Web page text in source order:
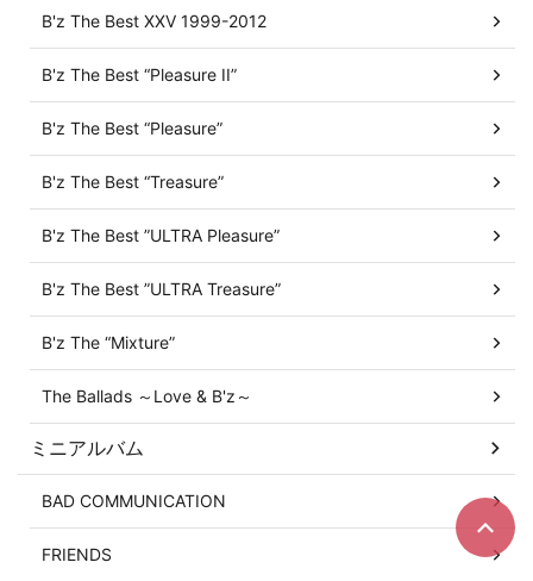
B'z The Best XXV 1999-2012
B'z The Best “Pleasure II”
B'z The Best “Pleasure”
B'z The Best “Treasure”
B'z The Best ”ULTRA Pleasure”
B'z The Best ”ULTRA Treasure”
B'z The “Mixture”
The Ballads ～Love & B'z～
ミニアルバム
BAD COMMUNICATION
FRIENDS